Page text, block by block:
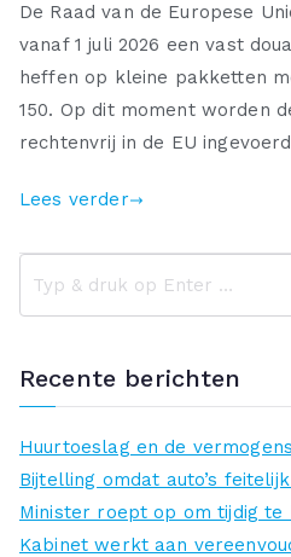
De Raad van de Europese
vanaf 1 juli 2026 een vast
heffen op kleine pakketten
150. Op dit moment worden
rechtenvrij in de EU
Lees verder
Recente berichten
Huurtoeslag en de
Bijtelling omdat auto’s
Minister roept op om tijdig te
Kabinet werkt aan